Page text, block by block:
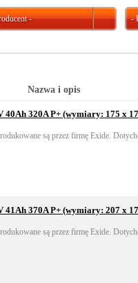
- -
Nazwa i opis
320A P+ (wymiary: 175 x
są przez firmę Exide.
370A P+ (wymiary: 207 x
są przez firmę Exide.